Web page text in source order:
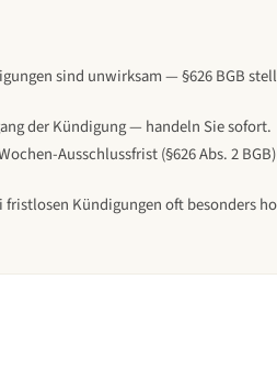
sind unwirksam — §626 BGB
der Kündigung — handeln Sie sofort.
Ausschlussfrist (§626 Abs. 2
Kündigungen oft besonders